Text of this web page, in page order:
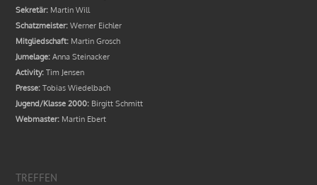
Sekretär: Martin Will
Schatzmeister: Werner Eichler
Mitgliedschaft: Martin Grosch
Jumelage: Anna Steinacker
Activity: Tim Jensen
Presse: Tobias Wiedelbach
Jugend/Klasse 2000: Birgitt Schmitt
Webmaster: Martin Ebert
TREFFEN